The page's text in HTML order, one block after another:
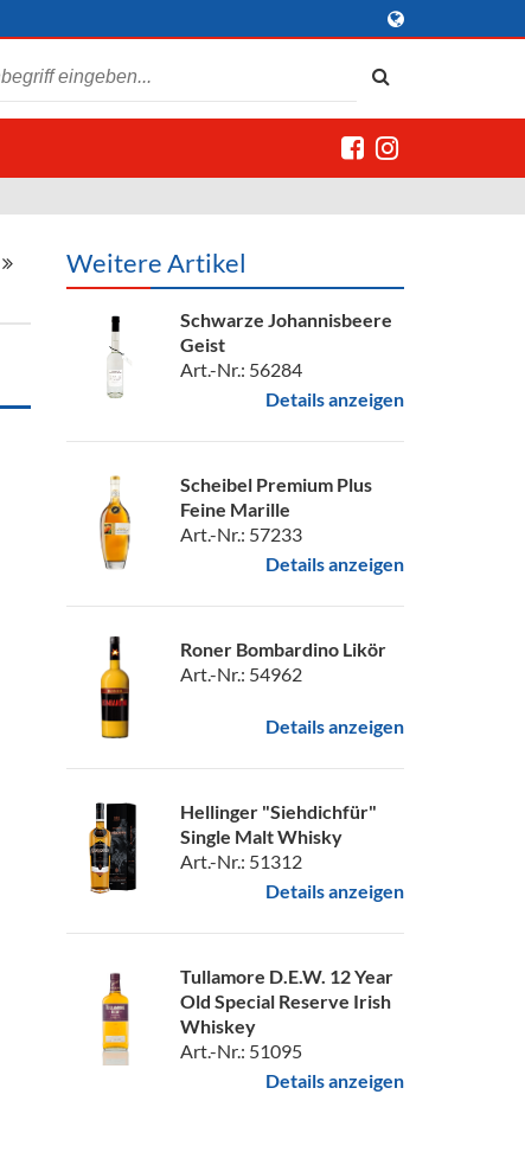
Weitere Artikel
Schwarze Johannisbeere
Geist
Art.-Nr.: 56284
Details anzeigen
Scheibel Premium Plus
Feine Marille
Art.-Nr.: 57233
Details anzeigen
Roner Bombardino Likör
Art.-Nr.: 54962
Details anzeigen
Hellinger "Siehdichfür"
Single Malt Whisky
Art.-Nr.: 51312
Details anzeigen
Tullamore D.E.W. 12 Year
Old Special Reserve Irish
Whiskey
Art.-Nr.: 51095
Details anzeigen